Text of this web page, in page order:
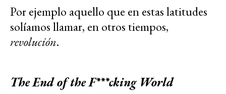
Por ejemplo aquello que en estas latitudes
solíamos llamar, en otros tiempos,
revolución.
The End of the F***cking World